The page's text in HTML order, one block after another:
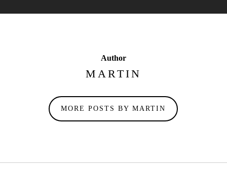
Author
MARTIN
MORE POSTS BY MARTIN